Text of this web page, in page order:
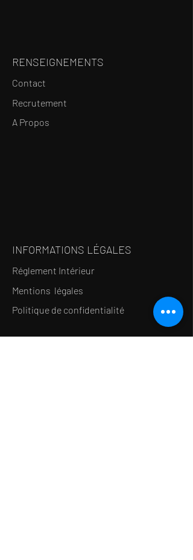
RENSEIGNEMENTS
Contact
Recrutement
A Propos
INFORMATIONS LÉGALES
Réglement Intérieur
Mentions légales
Politique de confidentialité